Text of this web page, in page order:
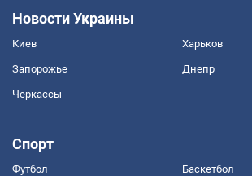
Новости Украины
Киев Харьков
Запорожье Днепр
Черкассы
Спорт
Футбол Баскетбол